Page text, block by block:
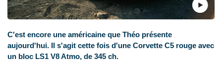
C'est encore une américaine que Théo présente
aujourd'hui. Il s'agit cette fois d'une Corvette C5 rouge avec
un bloc LS1 V8 Atmo, de 345 ch.